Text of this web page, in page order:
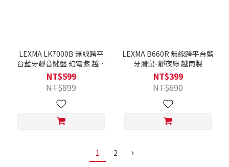
LEXMA LK7000B 無線跨平
台藍牙靜音鍵盤 幻電紫 越南
製
NT$599
NT$899
LEXMA B660R 無線跨平台藍
牙滑鼠-靜夜綠 越南製
NT$399
NT$690
1 2